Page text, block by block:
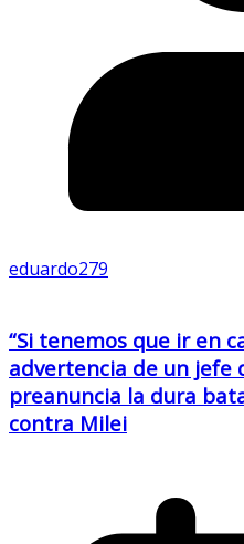
eduardo279
“Si tenemos que ir en
advertencia de un jefe
preanuncia la dura
contra Milei